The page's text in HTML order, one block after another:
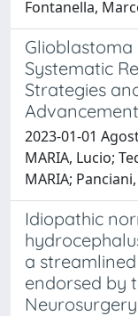
Fontanella,
Systematic
Strategies
2023-01-01
MARIA, Lucio;
MARIA;
Idiopathic
a
endorsed by